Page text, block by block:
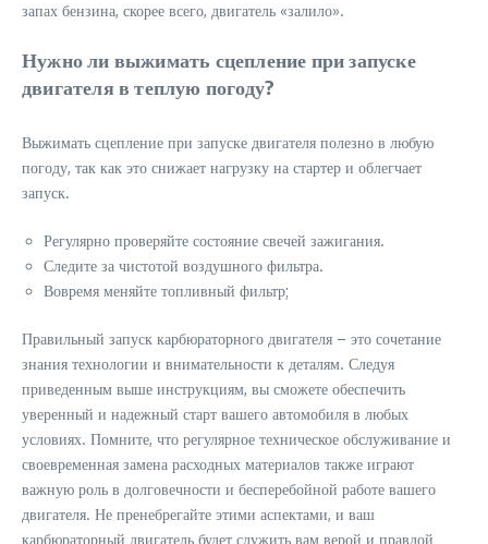
запах бензина, скорее всего, двигатель «залило».
Нужно ли выжимать сцепление при запуске
двигателя в теплую погоду?
Выжимать сцепление при запуске двигателя полезно в любую
погоду, так как это снижает нагрузку на стартер и облегчает
запуск.
Регулярно проверяйте состояние свечей зажигания.
Следите за чистотой воздушного фильтра.
Вовремя меняйте топливный фильтр;
Правильный запуск карбюраторного двигателя – это сочетание
знания технологии и внимательности к деталям. Следуя
приведенным выше инструкциям, вы сможете обеспечить
уверенный и надежный старт вашего автомобиля в любых
условиях. Помните, что регулярное техническое обслуживание и
своевременная замена расходных материалов также играют
важную роль в долговечности и бесперебойной работе вашего
двигателя. Не пренебрегайте этими аспектами, и ваш
карбюраторный двигатель будет служить вам верой и правдой